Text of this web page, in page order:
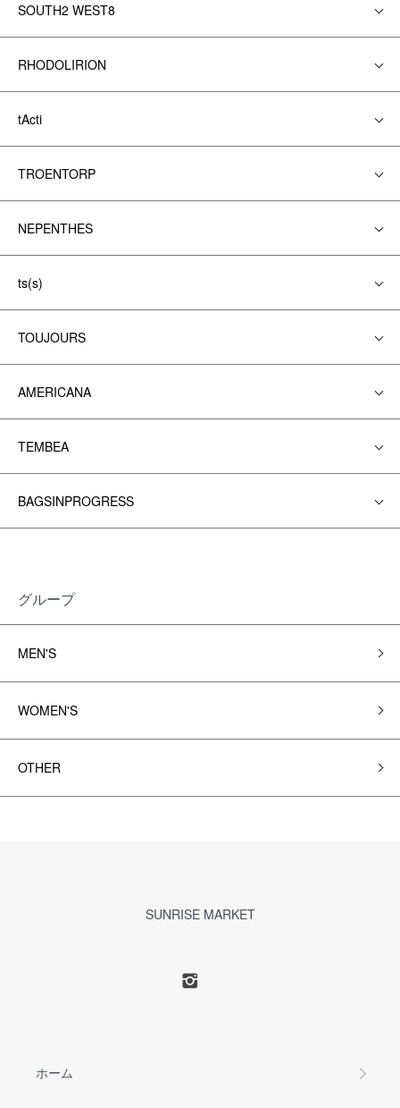
SOUTH2 WEST8
RHODOLIRION
tActi
TROENTORP
NEPENTHES
ts(s)
TOUJOURS
AMERICANA
TEMBEA
BAGSINPROGRESS
グループ
MEN'S
WOMEN'S
OTHER
SUNRISE MARKET
ホーム